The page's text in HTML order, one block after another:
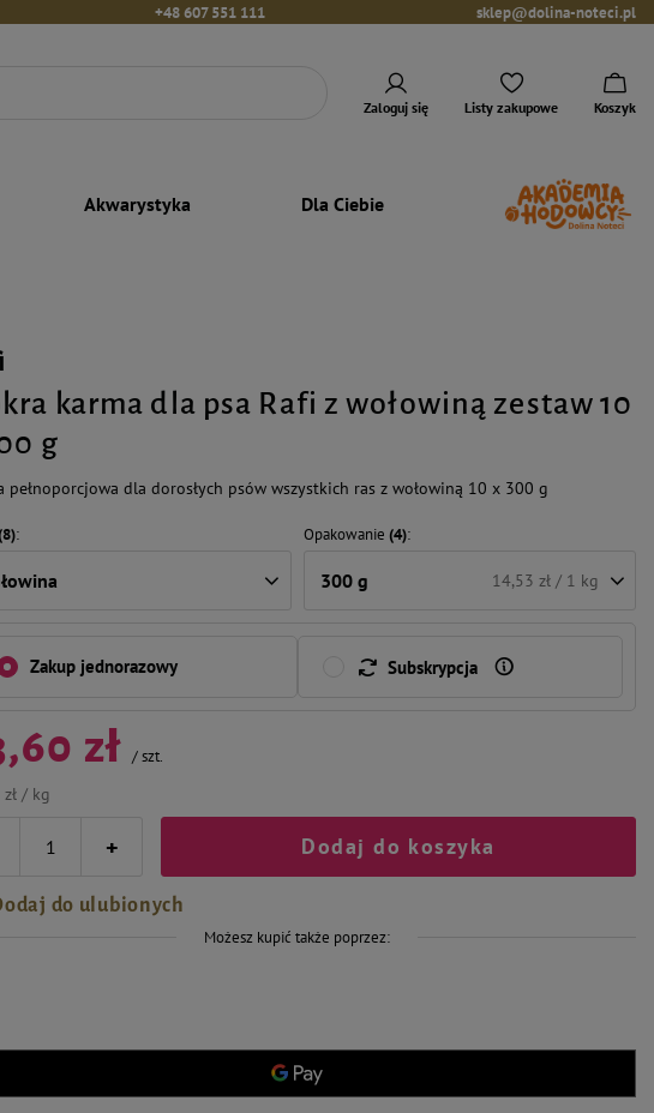
+48 607 551 111 sklep@dolina-noteci.pl
Zaloguj się Listy zakupowe Koszyk
Akwarystyka Dla Ciebie
karma dla psa Rafi z wołowiną zestaw 10
g
pełnoporcjowa dla dorosłych psów wszystkich ras z wołowiną 10 x 300 g
Opakowanie (4)
300 g 14,53 zł / 1 kg
Zakup jednorazowy Subskrypcja
zł /szt.
/ kg
+ Dodaj do koszyka
do ulubionych
Możesz kupić także poprzez: